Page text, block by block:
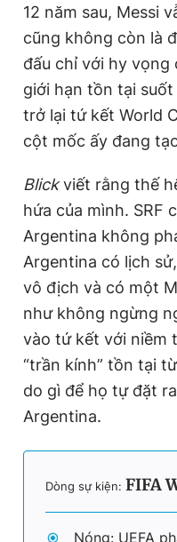
12 năm sau, Messi
cũng không còn là
đấu chỉ với hy vọng
giới hạn tồn tại
trở lại tứ kết World
cột mốc ấy đang
Blickviết rằng thế
hứa của mình. SRF
Argentina không
Argentina có lịch
vô địch và có một
như không ngừng
vào tứ kết với niềm
“trần kính” tồn tại
do gì để họ tự đặt
Argentina.
Dòng sự kiện: FIFA
Nóng: UEFA